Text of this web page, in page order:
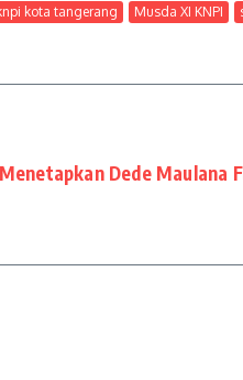
kota tangerang Musda XI KNPI
Dede Maulana